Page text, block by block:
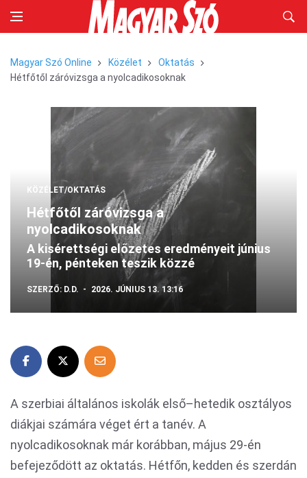
Magyar Szó Online Közélet
Oktatás
Hétfőtől záróvizsga a nyolcadikosoknak
KÖZÉLET/OKTATÁS
Hétfőtől záróvizsga a
nyolcadikosoknak
A kisérettségi előzetes eredményeit június
19-én, pénteken teszik közzé
SZERZŐ: D.D. 2026. JÚNIUS 13. 13:16
A szerbiai általános iskolák első–hetedik osztályos
diákjai számára véget ért a tanév. A
nyolcadikosoknak már korábban, május 29-én
befejeződött az oktatás. Hétfőn, kedden és szerdán